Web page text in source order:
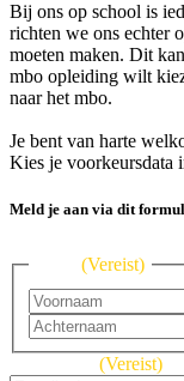
Bij ons op school is
richten we ons echter
moeten maken. Dit
mbo opleiding wilt
naar het mbo.
Je bent van harte
Kies je voorkeursdata
Meld je aan via dit
(Vereist)
(Vereist)